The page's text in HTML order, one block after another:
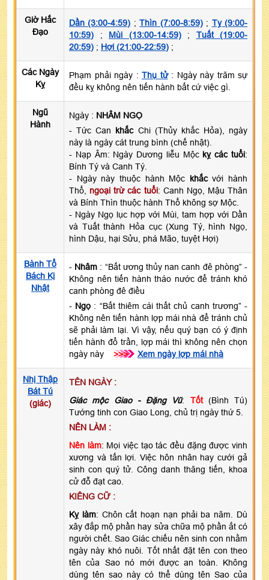
Giờ Hắc
Đạo
Dần (3:00-4:59) ;Thìn (7:00-8:59); Tỵ (9:00-
10:59) ; Mùi (13:00-14:59); Tuất (19:00-
20:59) ; Hợi (21:00-22:59) ;
Các Ngày
Kỵ
Phạm phải ngày : Thụ tử: Ngày này trăm sự
đều kỵ không nên tiến hành bất cứ việc gì.
Ngũ
Hành
Ngày : NHÂM NGỌ
- Tức Can khắcChi (Thủy khắc Hỏa), ngày
này là ngày cát trung bình (chế nhật).
- Nạp Âm: Ngày Dương liễu Mộc kỵ các tuổi:
Bính Tý và Canh Tý.
- Ngày này thuộc hành Mộc khắcvới hành
Thổ, ngoại trừ các tuổi: Canh Ngọ, Mậu Thân
và Bính Thìn thuộc hành Thổ không sợ Mộc.
- Ngày Ngọ lục hợp với Mùi, tam hợp với Dần
và Tuất thành Hỏa cục (Xung Tý, hình Ngọ,
hình Dậu, hại Sửu, phá Mão, tuyệt Hợi)
Bành Tổ
Bách Kị
Nhật
- Nhâm : “Bất ương thủy nan canh đê phòng” -
Không nên tiến hành tháo nước để tránh khó
canh phòng đê điều
- Ngọ : “Bất thiêm cái thất chủ canh trương” -
Không nên tiến hành lợp mái nhà để tránh chủ
sẽ phải làm lại. Vì vậy, nếu quý bạn có ý định
tiến hành đổ trần, lợp mái thì không nên chọn
ngày này
>>> Xem ngày lợp mái nhà
Nhị Thập
Bát Tú
(giác)
TÊN NGÀY :
Giác mộc Giao - Đặng Vũ: Tốt(Bình Tú)
Tướng tinh con Giao Long, chủ trị ngày thứ 5.
NÊN LÀM :
Nên làm: Mọi việc tạo tác đều đặng được vinh
xương và tấn lợi. Việc hôn nhân hay cưới gả
sinh con quý tử. Công danh thăng tiến, khoa
cử đỗ đạt cao.
KIÊNG CỮ :
Kỵ làm: Chôn cất hoạn nạn phải ba năm. Dù
xây đắp mộ phần hay sửa chữa mộ phần ắt có
người chết. Sao Giác chiếu nên sinh con nhằm
ngày này khó nuôi. Tốt nhất đặt tên con theo
tên của Sao nó mới được an toàn. Không
dùng tên sao này có thể dùng tên Sao của